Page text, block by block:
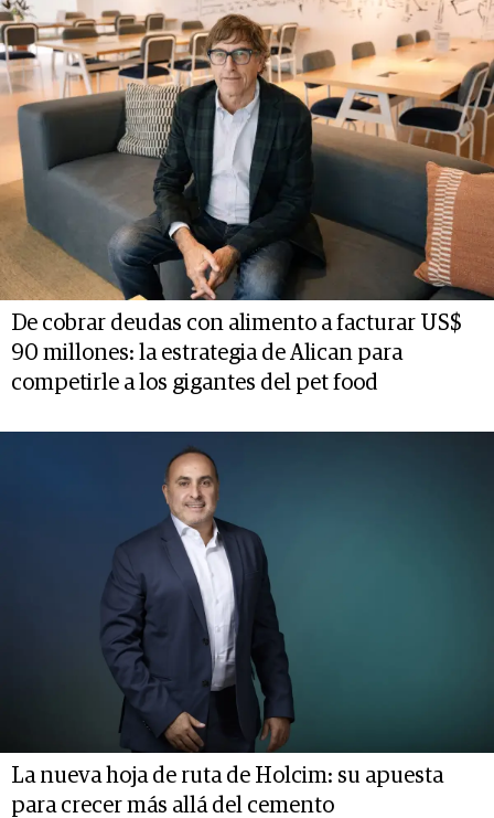
De cobrar deudas con alimento a facturar US$
90 millones: la estrategia de Alican para
competirle a los gigantes del pet food
La nueva hoja de ruta de Holcim: su apuesta
para crecer más allá del cemento